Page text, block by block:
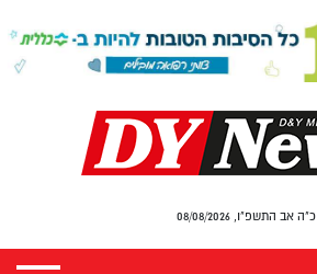
כ"ה אב התשפ"ו, 08/08/2026